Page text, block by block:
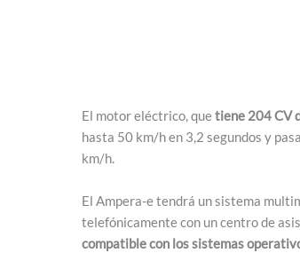
El motor eléctrico, quetiene 204 CV
hasta 50 km/h en 3,2 segundos y
km/h.
El Ampera-e tendrá un sistema
telefónicamente con un centro de
compatible con los sistemas